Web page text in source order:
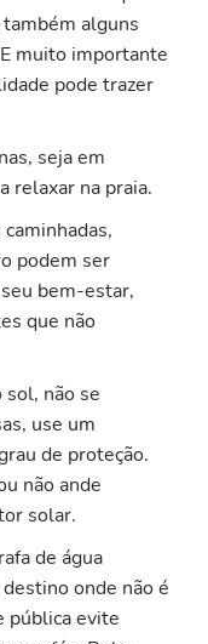
também alguns
muito importante
pode trazer
seja em
relaxar na praia.
podem ser
bem-estar,
que não
sol, não se
use um
de proteção.
não ande
solar.
de água
onde não é
pública evite